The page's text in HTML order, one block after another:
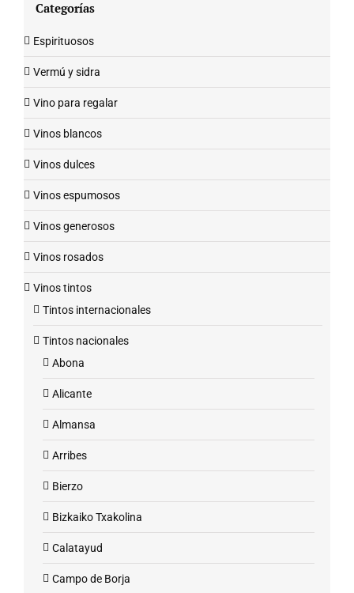
Categorías
Espirituosos
Vermú y sidra
Vino para regalar
Vinos blancos
Vinos dulces
Vinos espumosos
Vinos generosos
Vinos rosados
Vinos tintos
Tintos internacionales
Tintos nacionales
Abona
Alicante
Almansa
Arribes
Bierzo
Bizkaiko Txakolina
Calatayud
Campo de Borja